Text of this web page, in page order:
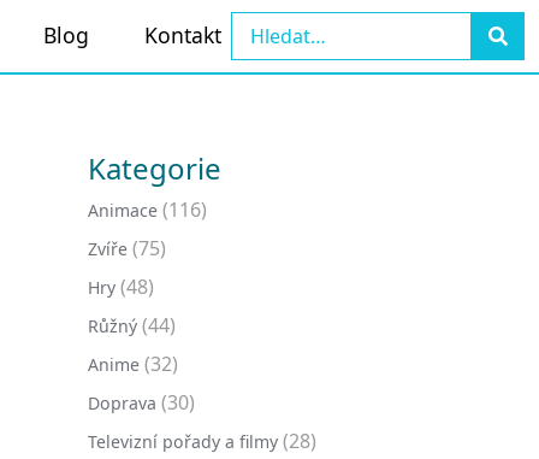
Blog Kontakt
Kategorie
Animace (116)
Zvíře (75)
Hry (48)
Růžný (44)
Anime (32)
Doprava (30)
Televizní pořady a filmy (28)